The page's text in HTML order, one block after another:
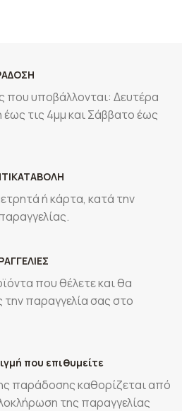
που υποβάλλονται: Δευτέρα
τις 4μμ και Σάββατο έως
ή κάρτα, κατά την
που θέλετε και θα
την παραγγελία σας στο
που επιθυμείτε
παράδοσης καθορίζεται από
της παραγγελίας